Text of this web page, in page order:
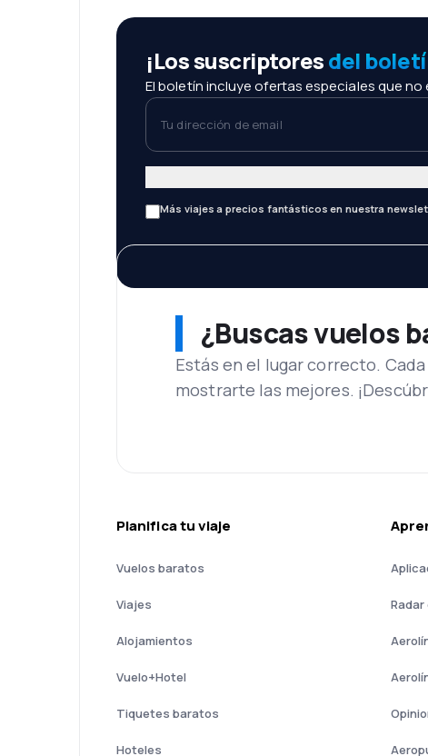
¡Los suscriptoresdel
El boletín incluye ofertas especiales que
Tu dirección de email
Más viajes a precios fantásticos en nuestra
¿Buscas vuelos
Estás en el lugar correcto.
mostrarte las mejores.
Planifica tu viaje
Vuelos baratos
Viajes
Alojamientos
Vuelo+Hotel
Tiquetes baratos
Hoteles
Radar